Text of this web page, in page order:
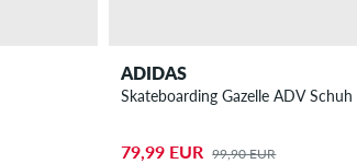
ADIDAS
Skateboarding Gazelle ADV Schuh
79,99 EUR 99,90 EUR